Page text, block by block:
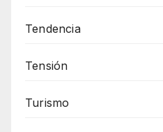
Tendencia
Tensión
Turismo